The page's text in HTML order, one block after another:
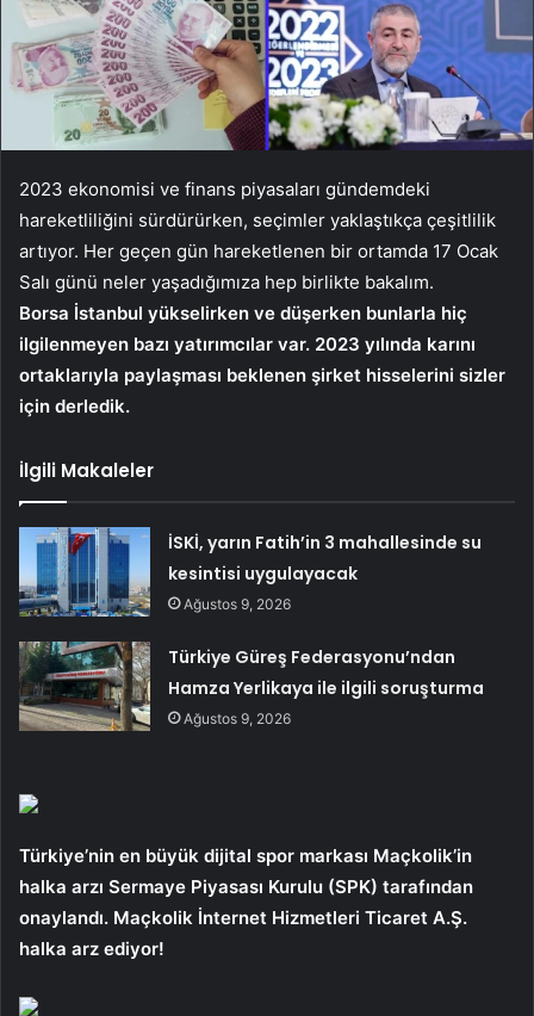
2023 ekonomisi ve finans piyasaları gündemdeki
hareketliliğini sürdürürken, seçimler yaklaştıkça çeşitlilik
artıyor. Her geçen gün hareketlenen bir ortamda 17 Ocak
Salı günü neler yaşadığımıza hep birlikte bakalım.
Borsa İstanbul yükselirken ve düşerken bunlarla hiç
ilgilenmeyen bazı yatırımcılar var. 2023 yılında karını
ortaklarıyla paylaşması beklenen şirket hisselerini sizler
için derledik.
İlgili Makaleler
İSKİ, yarın Fatih’in 3 mahallesinde su
kesintisi uygulayacak
Ağustos 9, 2026
Türkiye Güreş Federasyonu’ndan
Hamza Yerlikaya ile ilgili soruşturma
Ağustos 9, 2026
Türkiye’nin en büyük dijital spor markası Maçkolik’in
halka arzı Sermaye Piyasası Kurulu (SPK) tarafından
onaylandı. Maçkolik İnternet Hizmetleri Ticaret A.Ş.
halka arz ediyor!